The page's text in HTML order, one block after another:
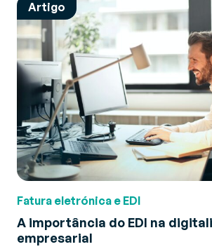
Artigo
Fatura eletrónica e EDI
A importância do EDI na
empresarial